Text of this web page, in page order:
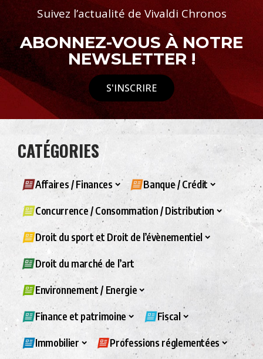
Suivez l’actualité de Vivaldi Chronos
ABONNEZ-VOUS À NOTRE
NEWSLETTER !
S'INSCRIRE
CATÉGORIES
Affaires / Finances Banque / Crédit
Concurrence / Consommation / Distribution
Droit du sport et Droit de l’évènementiel
Droit du marché de l’art
Environnement / Energie
Finance et patrimoine Fiscal
Immobilier Professions réglementées